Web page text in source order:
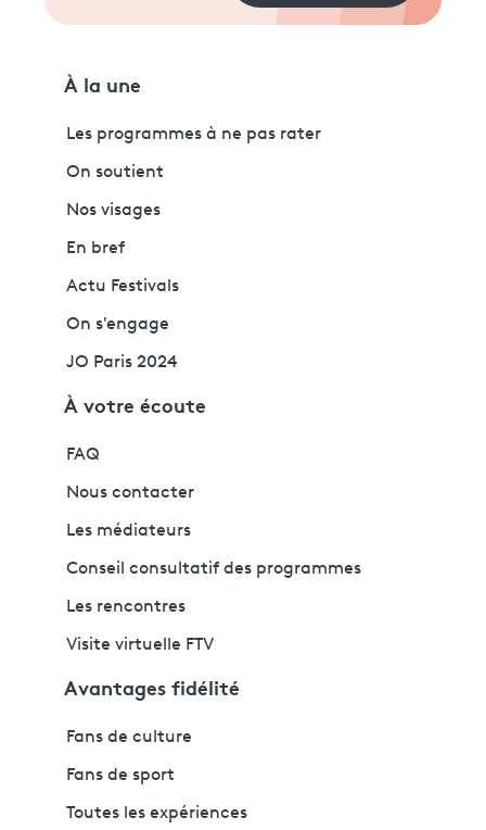
À la une
Les programmes à ne pas rater
On soutient
Nos visages
En bref
Actu Festivals
On s'engage
JO Paris 2024
À votre écoute
FAQ
Nous contacter
Les médiateurs
Conseil consultatif des programmes
Les rencontres
Visite virtuelle FTV
Avantages fidélité
Fans de culture
Fans de sport
Toutes les expériences